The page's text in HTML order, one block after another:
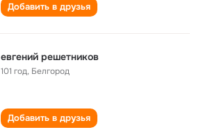
Добавить в друзья
евгений решетников
101 год, Белгород
Добавить в друзья